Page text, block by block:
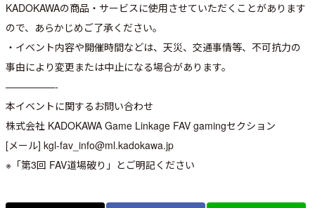
KADOKAWAの商品・サービスに使用させていただくことがあります
ので、あらかじめご了承ください。
・イベント内容や開催時間などは、天災、交通事情等、不可抗力の
事由により変更または中止になる場合があります。
—————-
本イベントに関するお問い合わせ
株式会社 KADOKAWA Game Linkage FAV gamingセクション
[メール] kgl-fav_info@ml.kadokawa.jp
※「第3回 FAV道場破り」とご明記ください